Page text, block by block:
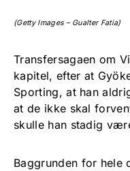
(Getty Images – Gualter Fatia)
Transfersagaen om
kapitel, efter at
Sporting, at han
at de ikke skal
skulle han stadig
Baggrunden for